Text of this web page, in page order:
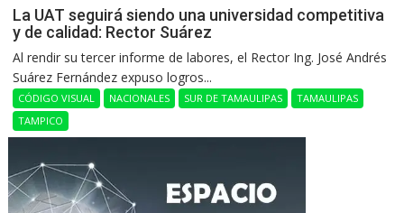
La UAT seguirá siendo una universidad competitiva
y de calidad: Rector Suárez
Al rendir su tercer informe de labores, el Rector Ing. José Andrés
Suárez Fernández expuso logros...
CÓDIGO VISUAL NACIONALES SUR DE TAMAULIPAS
TAMAULIPAS
TAMPICO